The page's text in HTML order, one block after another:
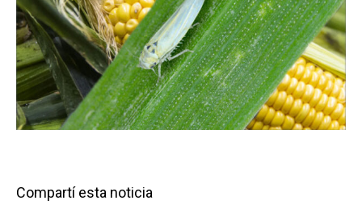
Compartí esta noticia